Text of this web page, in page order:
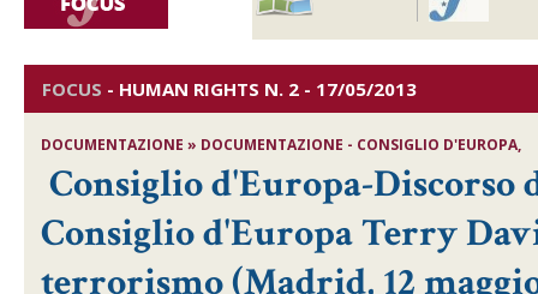
FOCUS - HUMAN RIGHTS N. 2 - 17/05/2013
DOCUMENTAZIONE » DOCUMENTAZIONE - CONSIGLIO D'EUROPA,
Consiglio d'Europa-Discorso
Consiglio d'Europa Terry
terrorismo (Madrid, 12